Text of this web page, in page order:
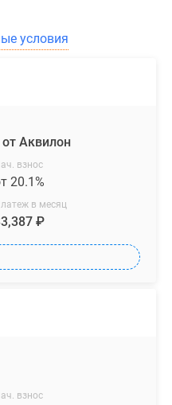
условия
Аквилон
взнос
20.1%
в месяц
₽
взнос